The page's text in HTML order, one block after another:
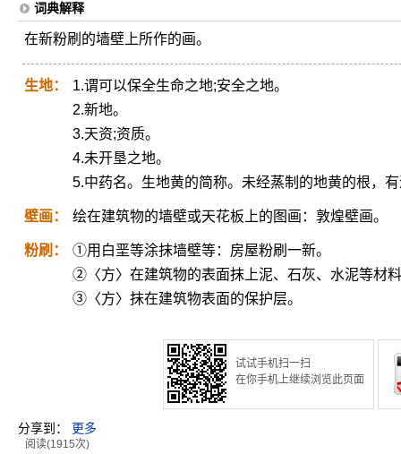
词典解释
在新粉刷的墙壁上所作的画。
生地：
1.谓可以保全生命之地;安全之地。
2.新地。
3.天资;资质。
4.未开垦之地。
5.中药名。生地黄的简称。未经蒸制的地黄的根，
壁画： 绘在建筑物的墙壁或天花板上的图画：敦煌壁画。
粉刷：
①用白垩等涂抹墙壁等：房屋粉刷一新。
②〈方〉在建筑物的表面抹上泥、石灰、水泥等材
③〈方〉抹在建筑物表面的保护层。
试试手机扫一扫
在你手机上继续浏览此页面
分享到： 更多
阅读(1915次)